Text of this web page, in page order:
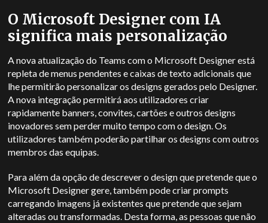
O Microsoft Designer com IA
significa mais personalização
A nova atualização do Teams com o Microsoft Designer está
repleta de menus pendentes e caixas de texto adicionais que
lhe permitirão personalizar os designs gerados pelo Designer.
A nova integração permitirá aos utilizadores criar
rapidamente banners, convites, cartões e outros designs
inovadores sem perder muito tempo com o design. Os
utilizadores também poderão partilhar os designs com outros
membros das equipas.
Para além da opção de descrever o design que pretende que o
Microsoft Designer gere, também pode criar prompts
carregando imagens já existentes que pretende que sejam
alteradas ou transformadas. Desta forma, as pessoas que não